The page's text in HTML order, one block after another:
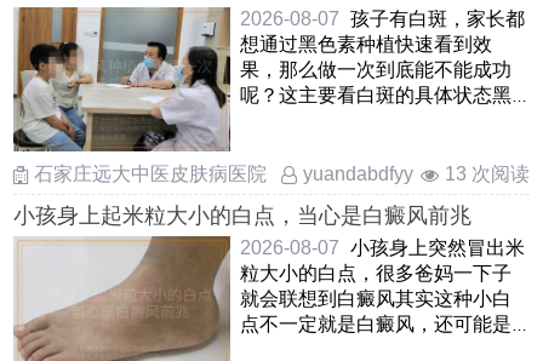
2026-08-07 孩子有白斑，家长都
想通过黑色素种植快速看到效
果，那么做一次到底能不能成功
呢？这主要看白斑的具体状态黑
石家庄远大中医皮肤病医院
yuandabdfyy 13 次阅读
小孩身上起米粒大小的白点，当心是白癜风前兆
2026-08-07 小孩身上突然冒出米
粒大小的白点，很多爸妈一下子
就会联想到白癜风其实这种小白
点不一定就是白癜风，还可能是